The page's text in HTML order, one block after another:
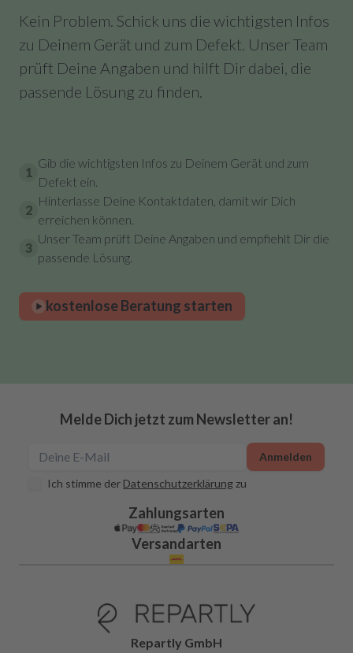
Kein Problem. Schick uns die wichtigsten Infos
zu Deinem Gerät und zum Defekt. Unser Team
prüft Deine Angaben und hilft Dir dabei, die
passende Lösung zu finden.
1
Gib die wichtigsten Infos zu Deinem Gerät und zum
Defekt ein.
2
Hinterlasse Deine Kontaktdaten, damit wir Dich
erreichen können.
3
Unser Team prüft Deine Angaben und empfiehlt Dir die
passende Lösung.
kostenlose Beratung starten
Melde Dich jetzt zum Newsletter an!
Ich stimme der Datenschutzerklärung zu
Anmelden
Zahlungsarten
Versandarten
Repartly GmbH